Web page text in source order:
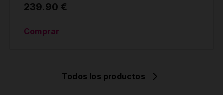
239.90 €
Comprar
Todos los productos